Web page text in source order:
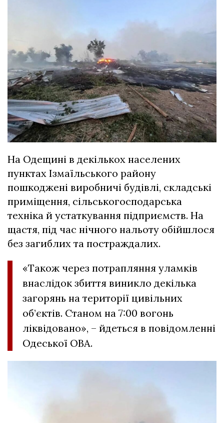
На Одещині в декількох населених
пунктах Ізмаїльського району
пошкоджені виробничі будівлі, складські
приміщення, сільськогосподарська
техніка й устаткування підприємств. На
щастя, під час нічного нальоту обійшлося
без загиблих та постраждалих.
«Також через потрапляння уламків
внаслідок збиття виникло декілька
загорянь на території цивільних
об’єктів. Станом на 7:00 вогонь
ліквідовано», – йдеться в повідомленні
Одеської ОВА.